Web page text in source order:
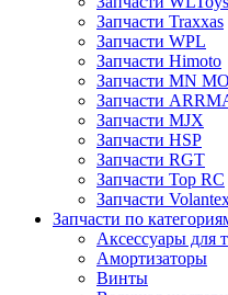
Запчасти Traxxas
Запчасти WPL
Запчасти Himoto
Запчасти MN
Запчасти
Запчасти MJX
Запчасти HSP
Запчасти RGT
Запчасти Top RC
Запчасти
Запчасти по
Аксессуары для
Амортизаторы
Винты